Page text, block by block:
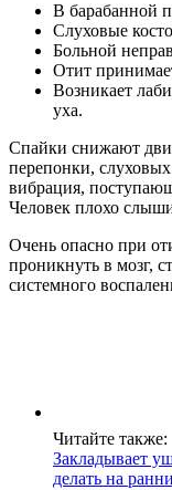
В барабанной
Слуховые
Больной
Отит
Возникает
уха.
Спайки снижают
перепонки, слуховых
вибрация,
Человек плохо
Очень опасно при
проникнуть в мозг,
системного
Читайте также:
Закладывает
делать на